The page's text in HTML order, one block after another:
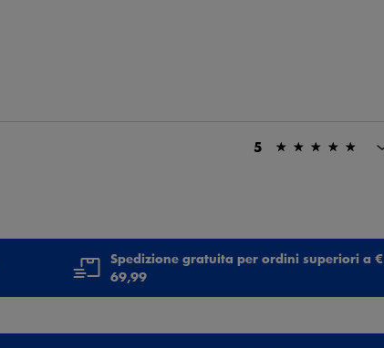
5
Spedizione gratuita per ordini superiori a €
69,99